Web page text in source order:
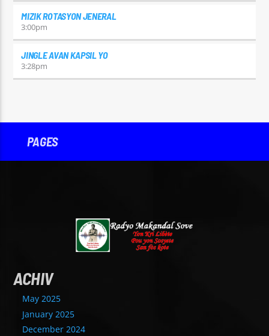
MIZIK ROTASYON JENERAL
3:00pm
JINGLE AVAN KAPSIL YO
3:28pm
PAGES
ACHIV
May 2025
January 2025
December 2024